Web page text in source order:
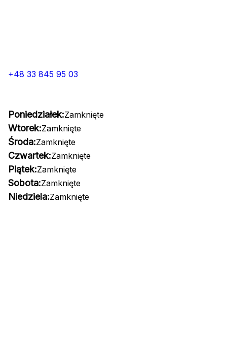
+48 33 845 95 03
Poniedziałek:Zamknięte
Wtorek:Zamknięte
Środa:Zamknięte
Czwartek:Zamknięte
Piątek:Zamknięte
Sobota:Zamknięte
Niedziela:Zamknięte